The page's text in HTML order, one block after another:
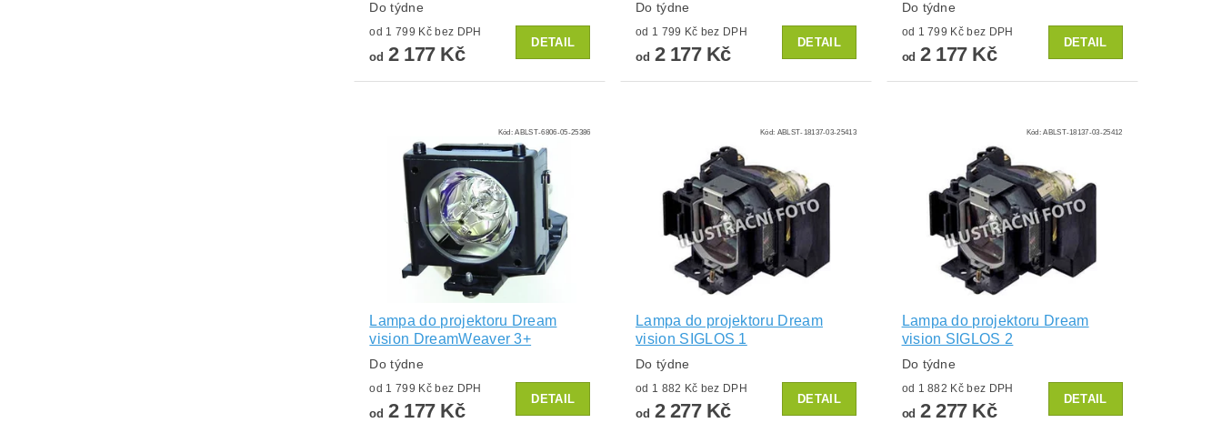
Do týdne
od 1 799 Kč bez DPH
od 2 177 Kč
DETAIL
Do týdne
od 1 799 Kč bez DPH
od 2 177 Kč
DETAIL
Do týdne
od 1 799 Kč bez DPH
od 2 177 Kč
DETAIL
Kód:ABLST-6806-05-25386
Lampa do projektoru Dream
vision DreamWeaver 3+
Do týdne
od 1 799 Kč bez DPH
od 2 177 Kč
DETAIL
Kód: ABLST-18137-03-25413
Lampa do projektoru Dream
vision SIGLOS 1
Do týdne
od 1 882 Kč bez DPH
od 2 277 Kč
DETAIL
Kód:ABLST-18137-03-25412
Lampa do projektoru Dream
vision SIGLOS 2
Do týdne
od 1 882 Kč bez DPH
od 2 277 Kč
DETAIL